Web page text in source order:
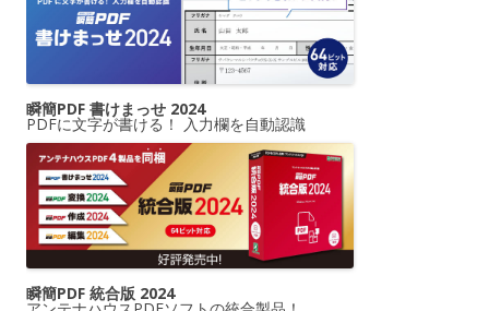
瞬簡PDF 書けまっせ 2024
PDFに文字が書ける！ 入力欄を自動認識
瞬簡PDF 統合版 2024